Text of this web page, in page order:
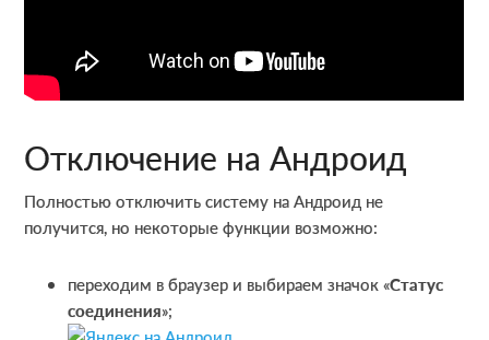
Отключение на Андроид
Полностью отключить систему на Андроид не
получится, но некоторые функции возможно:
переходим в браузер и выбираем значок «Статус
соединения»;